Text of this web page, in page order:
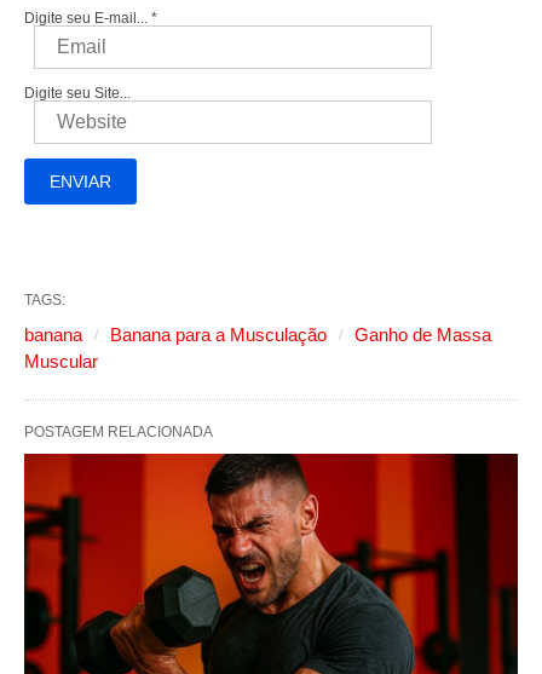
Digite seu E-mail... *
Digite seu Site...
TAGS:
banana Banana para a Musculação
Ganho de Massa
Muscular
POSTAGEM RELACIONADA